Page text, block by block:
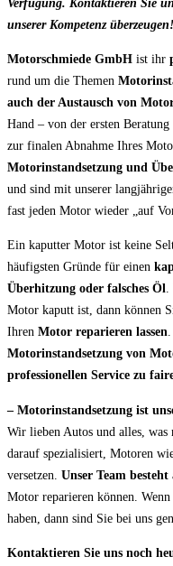
unserer Kompetenz überzeugen!
Motorschmiede GmbH ist ihr
rund um die Themen
auch der Austausch von
Hand – von der ersten
zur finalen Abnahme Ihres
Motorinstandsetzung und
und sind mit unserer
fast jeden Motor wieder „auf
Ein kaputter Motor ist keine
häufigsten Gründe für einen
Überhitzung oder falsches Öl.
Motor kaputt ist, dann können
Ihren Motor reparieren lassen.
Motorinstandsetzung von
professionellen Service zu
– Motorinstandsetzung ist
Wir lieben Autos und alles,
darauf spezialisiert, Motoren
versetzen. Unser Team
Motor reparieren können. Wenn
haben, dann sind Sie bei uns
Kontaktieren Sie uns noch